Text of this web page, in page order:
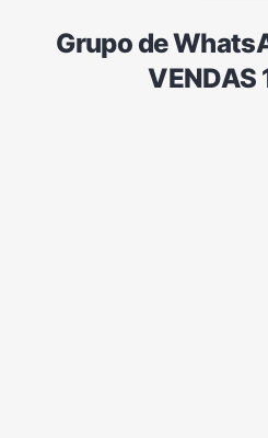
Educação
Grupo de